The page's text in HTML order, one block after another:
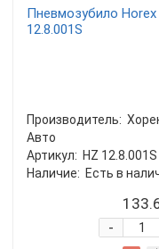
Пневмозубило Horex
12.8.001S
Производитель:
Авто
Артикул: HZ 12.8.001S
Наличие: Есть в
-